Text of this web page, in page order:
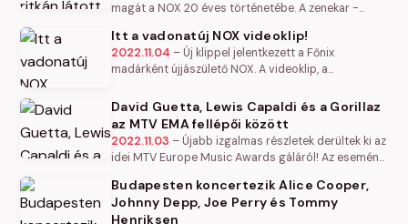
magát a NOX 20 éves történetébe. A zenekar -
friss lemezük November című…
Itt a vadonatúj NOX videoklip!
2022.11.04 – Új klippel jelentkezett a Főnix
madárként újjászülető NOX. A videoklip, a
mely találóan, a November címet…
David Guetta, Lewis Capaldi és a Gorillaz
az MTV EMA fellépői között
2022.11.03 – Újabb izgalmas részletek derültek ki az
idei MTV Europe Music Awards gáláról! Az esemény
november 13-án pedig…
Budapesten koncertezik Alice Cooper,
Johnny Depp, Joe Perry és Tommy
Henriksen